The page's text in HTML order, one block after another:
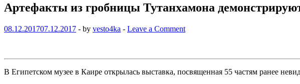
Артефакты из гробницы Тутанхамона
08.12.201707.12.2017 - by vesto4ka - Leave a Comment
В Египетском музее в Каире открылась выставка, посвященная 55 частям ранее